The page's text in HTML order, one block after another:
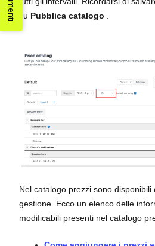
su Pubblica catalogo
Nel catalogo prezzi sono
gestione. Ecco un elenco delle
modificabili presenti nel catalogo